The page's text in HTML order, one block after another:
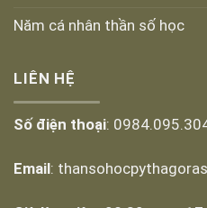
Năm cá nhân thần số học
LIÊN HỆ
Số điện thoại:
Email: